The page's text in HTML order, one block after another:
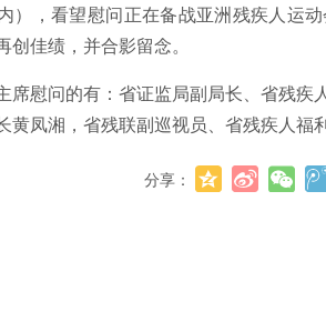
），看望慰问正在备战亚洲残疾人运
创佳绩，并合影留念。
席慰问的有：省证监局副局长、省残
黄凤湘，省残联副巡视员、省残疾人福
分享：